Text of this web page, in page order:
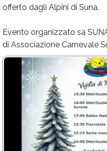
offerto dagli Alpini di Suna.
Evento organizzato sa
di Associazione Carnevale